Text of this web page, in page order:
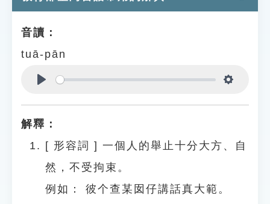
遊戲專區
貓頭鷹博士
音讀：
tuā-pān
解釋：
[ 形容詞 ] 一個人的舉止十分大方、自
然，不受拘束。
例如：
彼个查某囡仔講話真大範。